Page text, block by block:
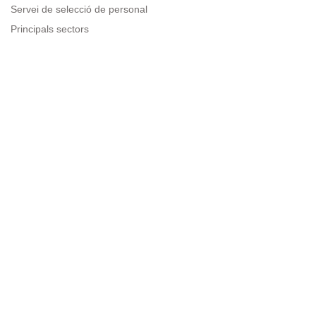
Servei de selecció de personal
Principals sectors